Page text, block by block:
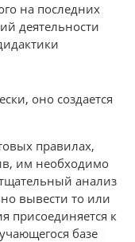
на последних
деятельности
оно создается
правилах,
им необходимо
анализ
вывести то или
присоединяется к
базе